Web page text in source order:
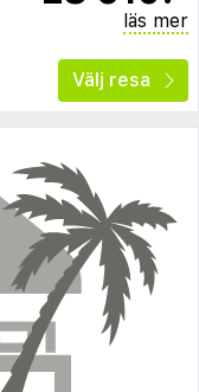
läs mer
Välj resa